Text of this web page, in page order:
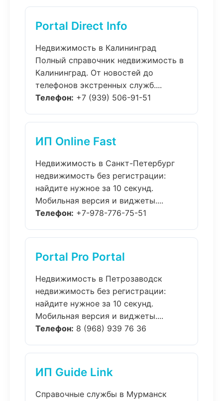
Portal Direct Info
Недвижимость в Калининград
Полный справочник недвижимость в
Калининград. От новостей до
телефонов экстренных служб....
Телефон: +7 (939) 506-91-51
ИП Online Fast
Недвижимость в Санкт-Петербург
недвижимость без регистрации:
найдите нужное за 10 секунд.
Мобильная версия и виджеты....
Телефон: +7-978-776-75-51
Portal Pro Portal
Недвижимость в Петрозаводск
недвижимость без регистрации:
найдите нужное за 10 секунд.
Мобильная версия и виджеты....
Телефон: 8 (968) 939 76 36
ИП Guide Link
Справочные службы в Мурманск